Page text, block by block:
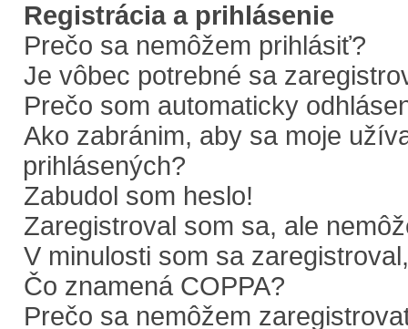
Registrácia a prihlásenie
Prečo sa nemôžem prihlásiť?
Je vôbec potrebné sa
Prečo som automaticky
Ako zabránim, aby sa moje
prihlásených?
Zabudol som heslo!
Zaregistroval som sa, ale
V minulosti som sa
Čo znamená COPPA?
Prečo sa nemôžem